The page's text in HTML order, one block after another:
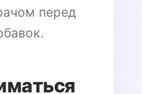
перед